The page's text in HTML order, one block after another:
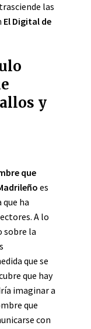
las
El Digital de
y
que
es
ha
A lo
sobre la
que se
que hay
imaginar a
que
con